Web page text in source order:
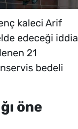
kaleci Arif
edeceği iddia
21
bedeli
öne